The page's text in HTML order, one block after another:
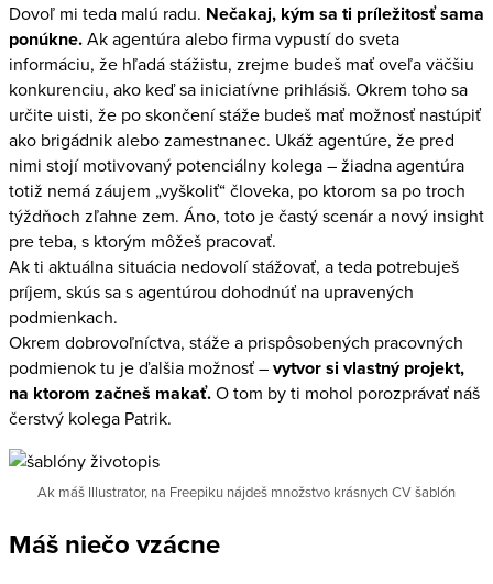
Dovoľ mi teda malú radu. Nečakaj, kým sa ti príležitosť sama
ponúkne.Ak agentúra alebo firma vypustí do sveta
informáciu, že hľadá stážistu, zrejme budeš mať oveľa väčšiu
konkurenciu, ako keď sa iniciatívne prihlásiš. Okrem toho sa
určite uisti, že po skončení stáže budeš mať možnosť nastúpiť
ako brigádnik alebo zamestnanec. Ukáž agentúre, že pred
nimi stojí motivovaný potenciálny kolega – žiadna agentúra
totiž nemá záujem „vyškoliť“ človeka, po ktorom sa po troch
týždňoch zľahne zem. Áno, toto je častý scenár a nový insight
pre teba, s ktorým môžeš pracovať.
Ak ti aktuálna situácia nedovolí stážovať, a teda potrebuješ
príjem, skús sa s agentúrou dohodnúť na upravených
podmienkach.
Okrem dobrovoľníctva, stáže a prispôsobených pracovných
podmienok tu je ďalšia možnosť –vytvor si vlastný projekt,
na ktorom začneš makať.O tom by ti mohol porozprávať náš
čerstvý kolega Patrik.
Ak máš Illustrator, na Freepiku nájdeš množstvo krásnych CV šablón
Máš niečo vzácne